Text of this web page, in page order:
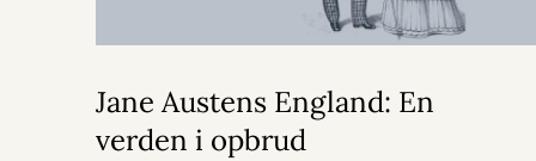
Jane Austens England: En
verden i opbrud